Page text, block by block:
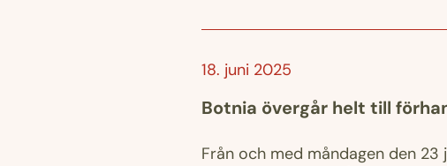
18. juni 2025
Botnia övergår helt till
Från och med måndagen den